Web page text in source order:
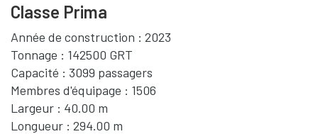
Classe Prima
Année de construction : 2023
Tonnage : 142500 GRT
Capacité : 3099 passagers
Membres d'équipage : 1506
Largeur : 40.00 m
Longueur : 294.00 m